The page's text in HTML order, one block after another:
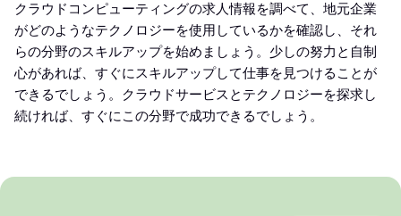
クラウドコンピューティングの求人情報を調べて、地元企業
がどのようなテクノロジーを使用しているかを確認し、それ
らの分野のスキルアップを始めましょう。少しの努力と自制
心があれば、すぐにスキルアップして仕事を見つけることが
できるでしょう。クラウドサービスとテクノロジーを探求し
続ければ、すぐにこの分野で成功できるでしょう。